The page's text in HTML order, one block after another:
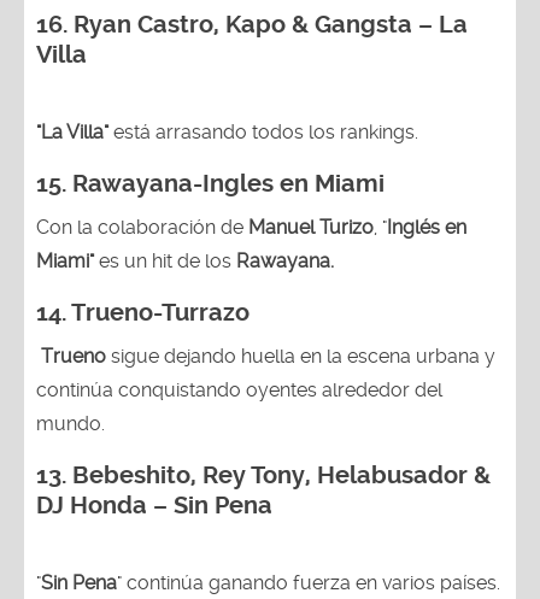
16. Ryan Castro, Kapo & Gangsta – La
Villa
"La Villa"está arrasando todos los rankings.
15. Rawayana-Ingles en Miami
Con la colaboración de Manuel Turizo , "Inglés en
Miami"es un hit de los Rawayana.
14.Trueno-Turrazo
Trueno sigue dejando huella en la escena urbana y
continúa conquistando oyentes alrededor del
mundo.
13. Bebeshito, Rey Tony, Helabusador &
DJ Honda – Sin Pena
"Sin Pena" continúa ganando fuerza en varios países.